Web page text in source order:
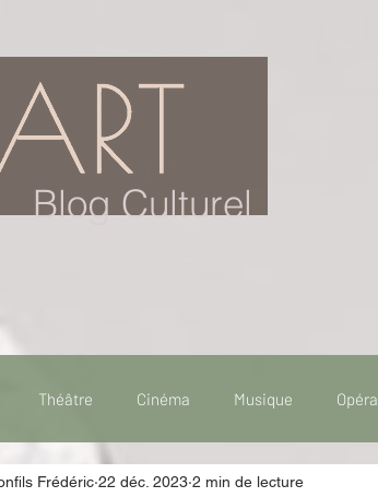
Blog Culturel
Théâtre Cinéma Musique Opéra
Idée de voyage Fooding - Restaurant
Frédéric 22 déc. 2023 2 min de lecture